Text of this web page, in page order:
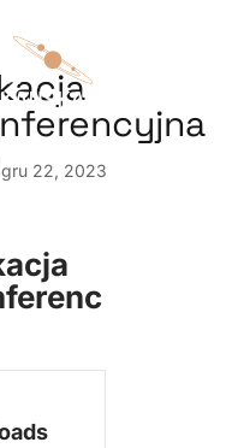
gru 22, 2023